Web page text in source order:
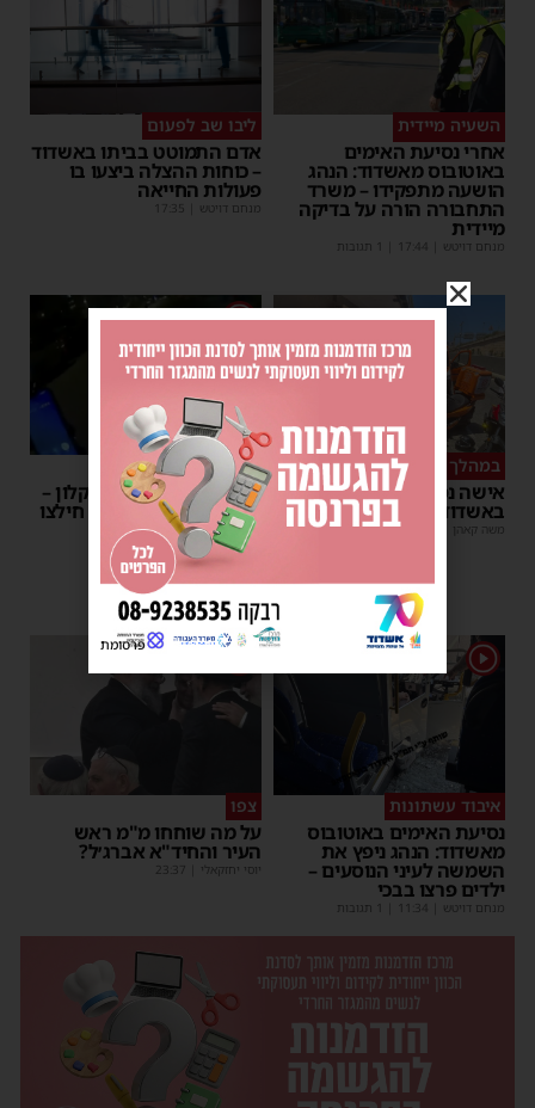
השעיה מיידית
אחרי נסיעת האימים
באוטובוס מאשדוד: הנהג
הושעה מתפקידו – משרד
התחבורה הורה על בדיקה
מיידית
מנחם דויטש 17:44
ליבו שב לפעום
אדם התמוטט בביתו באשדוד
– כוחות ההצלה ביצעו בו
פעולות החייאה
מנחם דויטש 17:35
במהלך העבודה
אישה נפלה מסולם במחסן
באשדוד
משה קאהן
1
צפו
תינוק ננעל ברכב באשקלון –
המתנדבים האשדודים חילצו
אותו בשלום
משה קאהן 11:53
1
איבוד עשתונות
נסיעת האימים באוטובוס
מאשדוד: הנהג ניפץ את
השמשה לעיני הנוסעים –
ילדים פרצו בבכי
מנחם דויטש 11:34
1
צפו
על מה שוחחו מ"מ ראש
העיר והחיד"א אברג׳ל?
יוסי יחזקאלי 23:37
פרסומת